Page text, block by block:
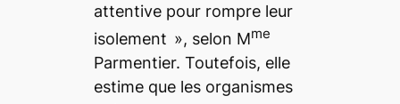
attentive pour rompre leur
isolement », selon Mme
Parmentier. Toutefois, elle
estime que les organismes